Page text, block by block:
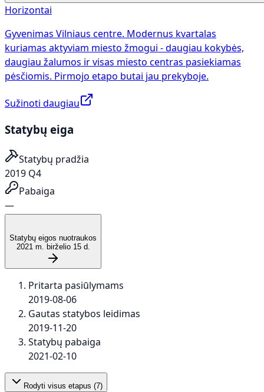
Horizontai
Gyvenimas Vilniaus centre. Modernus kvartalas
kuriamas aktyviam miesto žmogui - daugiau kokybės,
daugiau žalumos ir visas miesto centras pasiekiamas
pėsčiomis. Pirmojo etapo butai jau prekyboje.
Sužinoti daugiau
Statybų eiga
Statybų pradžia
2019 Q4
Pabaiga
—
Statybų eigos nuotraukos
2021 m. birželio 15 d.
Pritarta pasiūlymams
2019-08-06
Gautas statybos leidimas
2019-11-20
Statybų pabaiga
2021-02-10
Rodyti visus etapus (7)